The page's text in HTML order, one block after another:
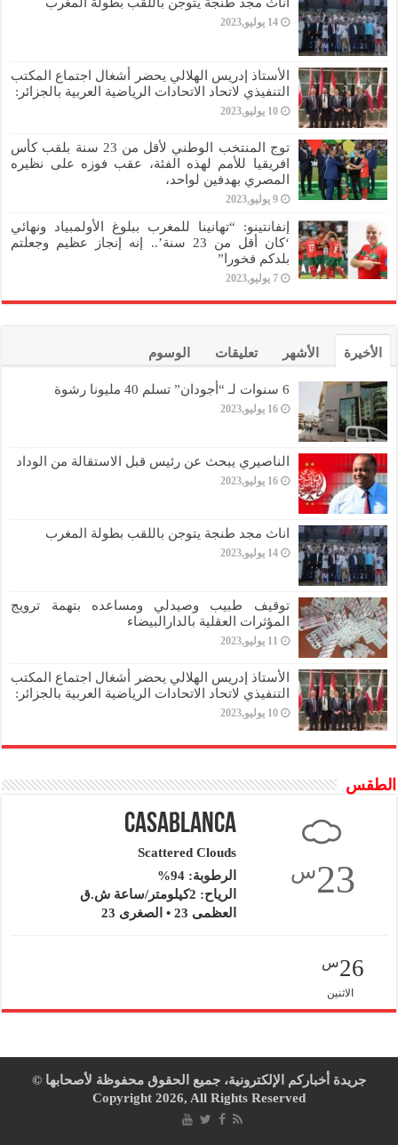
اناث مجد طنجة يتوجن باللقب بطولة المغرب
14 يوليو,2023
الأستاذ إدريس الهلالي يحضر أشغال اجتماع المكتب
التنفيذي لاتحاد الاتحادات الرياضية العربية بالجزائر:
10 يوليو,2023
توج المنتخب الوطني لأقل من 23 سنة بلقب كأس
افريقيا للأمم لهذه الفئة، عقب فوزه على نظيره
المصري بهدفين لواحد،
9 يوليو,2023
إنفانتينو: “تهانينا للمغرب ببلوغ الأولمبياد ونهائي
‘كان أقل من 23 سنة’.. إنه إنجاز عظيم وجعلتم
بلدكم فخورا”
7 يوليو,2023
الأخيرة الأشهر تعليقات الوسوم
6 سنوات لـ “أجودان” تسلم 40 مليونا رشوة
16 يوليو,2023
الناصيري يبحث عن رئيس قبل الاستقالة من الوداد
16 يوليو,2023
اناث مجد طنجة يتوجن باللقب بطولة المغرب
14 يوليو,2023
توقيف طبيب وصيدلي ومساعده بتهمة ترويج
المؤثرات العقلية بالدارالبيضاء
11 يوليو,2023
الأستاذ إدريس الهلالي يحضر أشغال اجتماع المكتب
التنفيذي لاتحاد الاتحادات الرياضية العربية بالجزائر:
10 يوليو,2023
الطقس
23س
Casablanca
Scattered Clouds
الرطوبة: 94%
الرياح: 2كيلومتر/ساعة ش.ق
العظمى 23 • الصغرى 23
26س
الاثنين
جريدة أخباركم الإلكترونية، جميع الحقوق محفوظة لأصحابها ©
Copyright 2026, All Rights Reserved